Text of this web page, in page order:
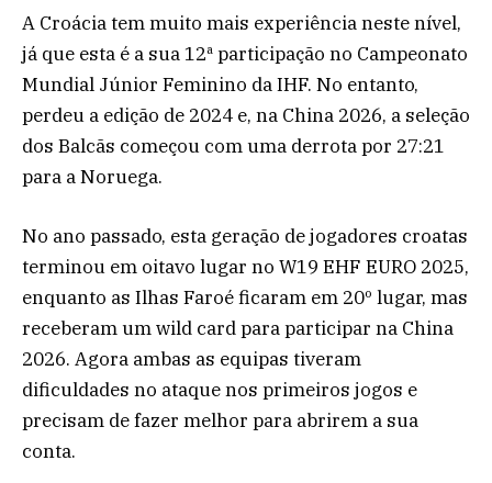
A Croácia tem muito mais experiência neste nível,
já que esta é a sua 12ª participação no Campeonato
Mundial Júnior Feminino da IHF. No entanto,
perdeu a edição de 2024 e, na China 2026, a seleção
dos Balcãs começou com uma derrota por 27:21
para a Noruega.
No ano passado, esta geração de jogadores croatas
terminou em oitavo lugar no W19 EHF EURO 2025,
enquanto as Ilhas Faroé ficaram em 20º lugar, mas
receberam um wild card para participar na China
2026. Agora ambas as equipas tiveram
dificuldades no ataque nos primeiros jogos e
precisam de fazer melhor para abrirem a sua
conta.